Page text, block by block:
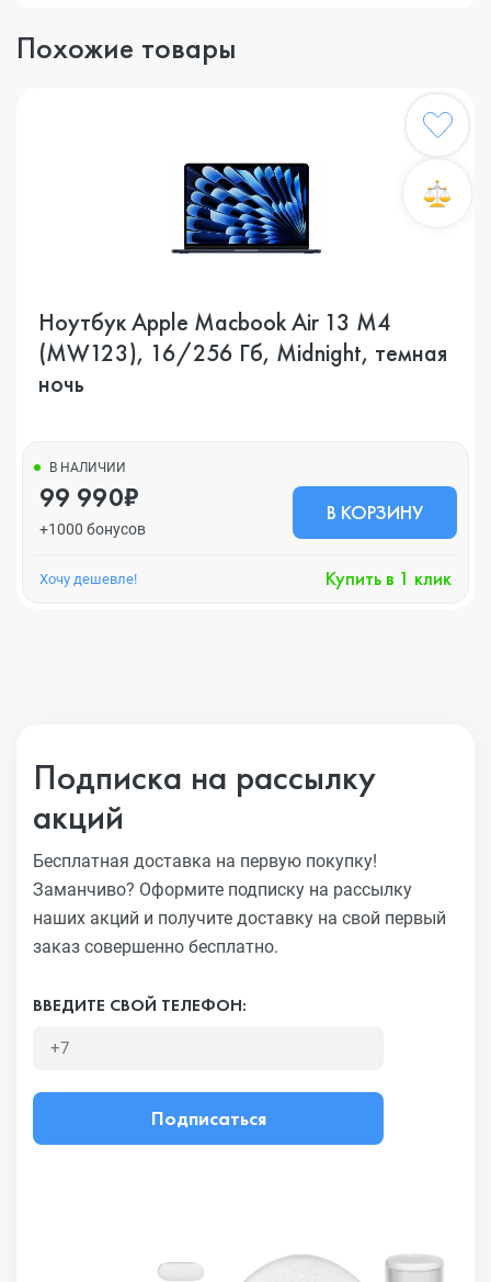
Похожие товары
Ноутбук Apple Macbook Air 13 M4
(MW123), 16/256 Гб, Midnight, темная
ночь
В НАЛИЧИИ
99 990₽
+1000 бонусов
В КОРЗИНУ
Хочу дешевле! Купить в 1 клик
Подписка на рассылку
акций
Бесплатная доставка на первую покупку!
Заманчиво? Оформите подписку на рассылку
наших акций и получите доставку на свой первый
заказ совершенно бесплатно.
ВВЕДИТЕ СВОЙ ТЕЛЕФОН:
Подписаться